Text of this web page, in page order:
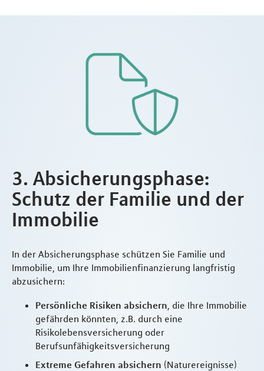
3. Absicherungsphase:
Schutz der Familie und der
Immobilie
In der Absicherungsphase schützen Sie Familie und
Immobilie, um Ihre Immobilienfinanzierung langfristig
abzusichern:
Persönliche Risiken absichern , die Ihre Immobilie
gefährden könnten, z.B. durch eine
Risikolebensversicherung oder
Berufsunfähigkeitsversicherung
Extreme Gefahren absichern (Naturereignisse)